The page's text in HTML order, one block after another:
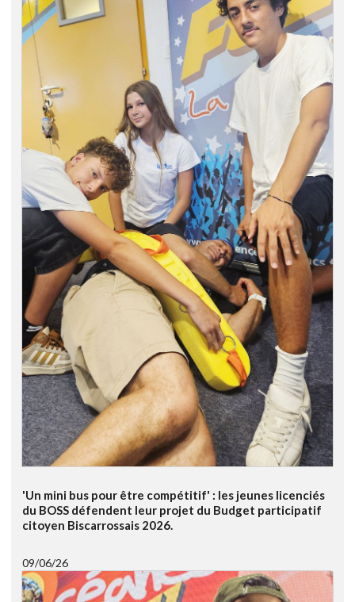
'Un mini bus pour être compétitif' : les jeunes licenciés
du BOSS défendent leur projet du Budget participatif
citoyen Biscarrossais 2026.
09/06/26